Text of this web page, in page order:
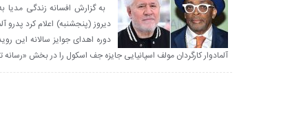
دیروز (پنجشنبه) اعلام کرد پدرو
آلمادوار کارگردان مولف اسپانیایی جایزه جف اسکول را در بخش «رسانه